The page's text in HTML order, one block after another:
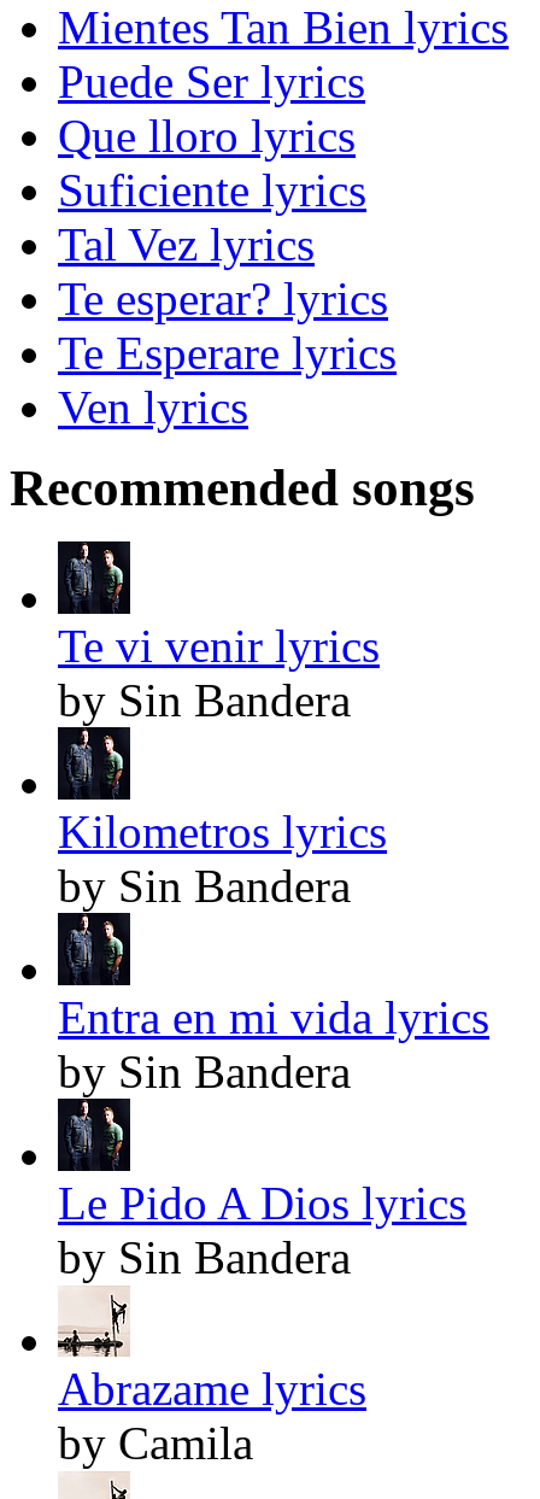
Mientes Tan Bien lyrics
Puede Ser lyrics
Que lloro lyrics
Suficiente lyrics
Tal Vez lyrics
Te esperar? lyrics
Te Esperare lyrics
Ven lyrics
Recommended songs
Te vi venir lyrics
by Sin Bandera
Kilometros lyrics
by Sin Bandera
Entra en mi vida lyrics
by Sin Bandera
Le Pido A Dios lyrics
by Sin Bandera
Abrazame lyrics
by Camila